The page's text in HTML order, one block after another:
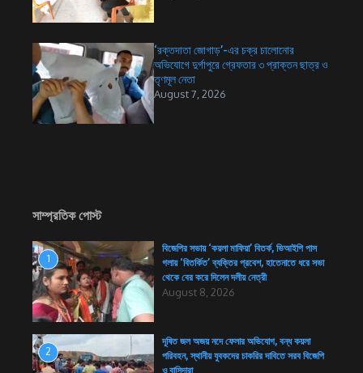
‘রক্তদাতা জোগাড়’-এর চক্র চালোনোর
অভিযোগে দুর্গাপুরে গ্রেফতার ৩ প্রাক্তন ছাত্র ও
তৃণমূল নেতা
August 7, 2026
সাম্প্রতিক পোস্ট
1
বিজেপির সভায় ‘কয়লা মাফিয়া’ বিতর্ক, ভিআইপি পাস
গলায় ‘বিতর্কিত’ ব্যক্তির প্রবেশ, হাতেনাতে ধরে সভা
থেকে বের করে দিলেন দলীয় নেত্রী
August 8, 2026
2
দূষিত জল অজয় নদে ফেলার অভিযোগ, বন্ধ কয়লা
পরিবহন, স্থানীয় যুবকদের চাকরির দাবিতে সরব বিজেপি
ও বাসিন্দারা